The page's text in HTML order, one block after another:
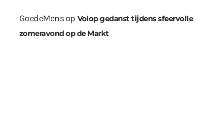
GoedeMensop Volop gedanst tijdens sfeervolle
zomeravond op de Markt